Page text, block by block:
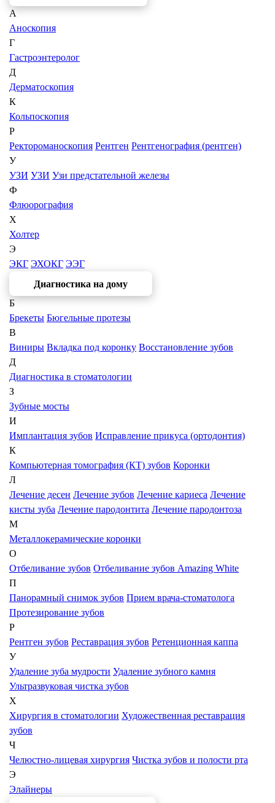
А
Аноскопия
Г
Гастроэнтеролог
Д
Дерматоскопия
К
Кольпоскопия
Р
Ректороманоскопия Рентген Рентгенография (рентген)
У
УЗИ УЗИ Узи предстательной железы
Ф
Флюорография
Х
Холтер
Э
ЭКГ ЭХОКГ ЭЭГ
Диагностика на дому
Б
Брекеты Бюгельные протезы
В
Виниры Вкладка под коронку Восстановление зубов
Д
Диагностика в стоматологии
З
Зубные мосты
И
Имплантация зубов Исправление прикуса (ортодонтия)
К
Компьютерная томография (КТ) зубов Коронки
Л
Лечение десен Лечение зубов Лечение кариеса Лечение
кисты зуба Лечение пародонтита Лечение пародонтоза
М
Металлокерамические коронки
О
Отбеливание зубов Отбеливание зубов Amazing White
П
Панорамный снимок зубов Прием врача-стоматолога
Протезирование зубов
Р
Рентген зубов Реставрация зубов Ретенционная каппа
У
Удаление зуба мудрости Удаление зубного камня
Ультразвуковая чистка зубов
Х
Хирургия в стоматологии Художественная реставрация
зубов
Ч
Челюстно-лицевая хирургия Чистка зубов и полости рта
Э
Элайнеры